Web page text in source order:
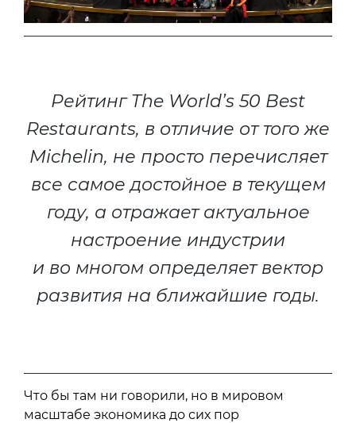
Рейтинг The World’s 50 Best
Restaurants, в отличие от того же
Michelin, не просто перечисляет
все самое достойное в текущем
году, а отражает актуальное
настроение индустрии
и во многом определяет вектор
развития на ближайшие годы.
Что бы там ни говорили, но в мировом
масштабе экономика до сих пор